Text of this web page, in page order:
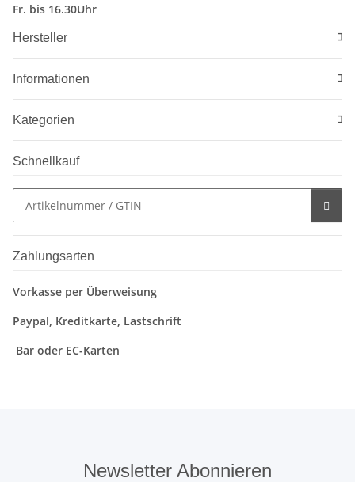
Fr. bis 16.30Uhr
Hersteller
Informationen
Kategorien
Schnellkauf
Zahlungsarten
Vorkasse per Überweisung
Paypal, Kreditkarte, Lastschrift
Bar oder EC-Karten
Newsletter Abonnieren